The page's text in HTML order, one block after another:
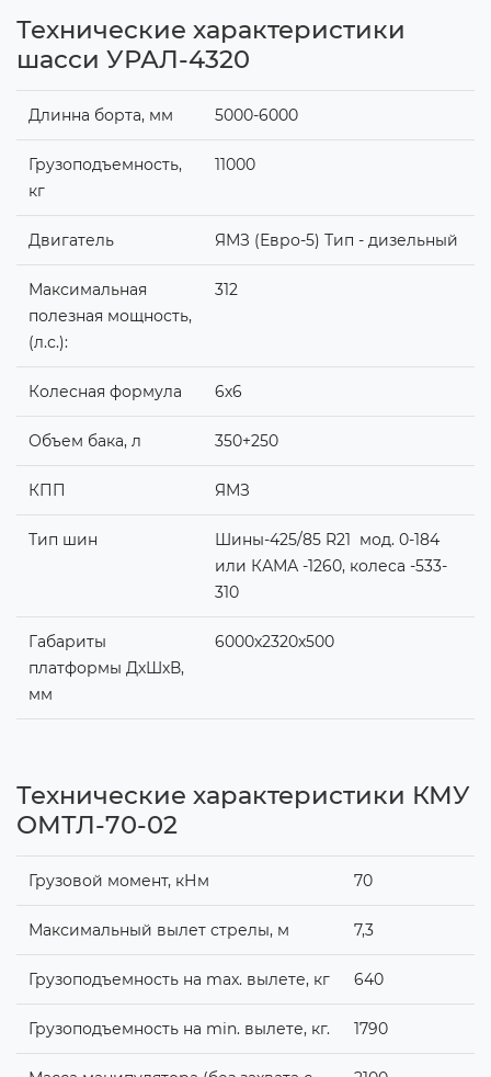
Технические характеристики
шасси УРАЛ-4320
Длинна борта, мм 5000-6000
Грузоподъемность,
кг
11000
Двигатель ЯМЗ (Евро-5) Тип - дизельный
Максимальная
полезная мощность,
(л.с.):
312
Колесная формула 6х6
Объем бака, л 350+250
КПП ЯМЗ
Тип шин
Шины-425/85 R21 мод. 0-184
или КАМА -1260, колеса -533-
310
Габариты
платформы ДхШхВ,
мм
6000x2320x500
Технические характеристики КМУ
ОМТЛ-70-02
Грузовой момент, кНм 70
Максимальный вылет стрелы, м 7,3
Грузоподъемность на max. вылете, кг 640
Грузоподъемность на min. вылете, кг. 1790